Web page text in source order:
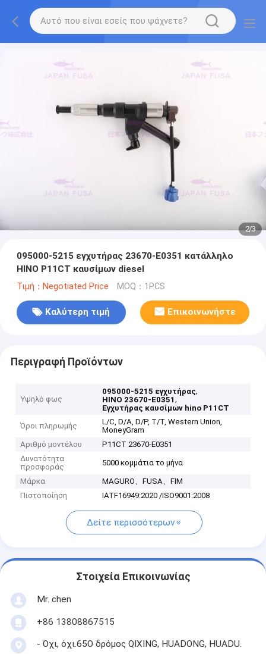
2/3
095000-5215 εγχυτήρας 23670-E0351 κατάλληλο
HINO P11CT καυσίμων diesel
Τιμή：Negotiated Price MOQ：1PCS
Καλύτερη τιμή Επικοινωνήστε
Περιγραφή Προϊόντων
Υψηλό φως
095000-5215 εγχυτήρας,
HINO 23670-E0351,
Εγχυτήρας καυσίμων hino P11CT
Όροι πληρωμής
L/C, D/A, D/P, T/T, Western Union,
MoneyGram
Αριθμό μοντέλου
P11CT 23670-E0351
Δυνατότητα
προσφοράς
5000 κομμάτια το μήνα
Μάρκα
MAGURO、FUSA、FIM
Πιστοποίηση
IATF16949:2020 /ISO9001:2008
Δείτε περισσότερων
Στοιχεία Επικοινωνίας
Mr. chen
+86 13808867515
- Όχι, όχι.65Ο δρόμος QIXING, HUADONG, HUADU.